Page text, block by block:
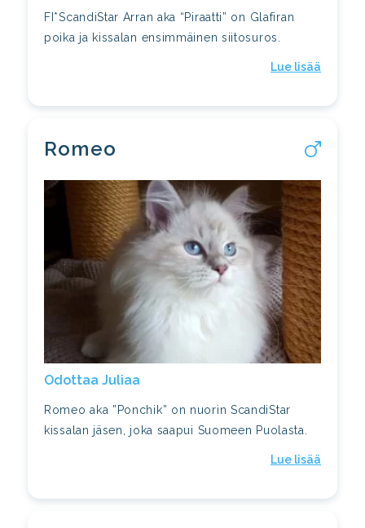
FI*ScandiStar Arran aka “Piraatti” on Glafiran
poika ja kissalan ensimmäinen siitosuros.
Lue lisää
Romeo
odottaa Juliaa
Romeo aka ”Ponchik” on nuorin ScandiStar
kissalan jäsen, joka saapui Suomeen Puolasta.
Lue lisää